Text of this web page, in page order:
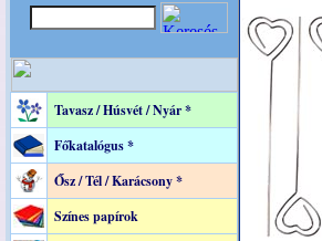
Tavasz / Húsvét / Nyár *
Főkatalógus *
Ősz / Tél / Karácsony *
Színes papírok